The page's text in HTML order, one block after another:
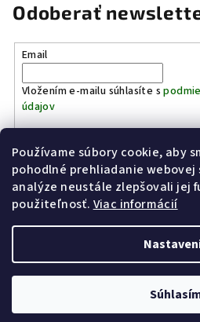
Používame súbory cookie, aby
pohodlné prehliadanie webovej
analýze neustále zlepšovali jej
použiteľnosť. Viac informácií
Odoberať
Email
Vložením e-mailu súhlasíte s
údajov
Prihlásiť sa
Kinostrelnica Páleník
Vytvoril